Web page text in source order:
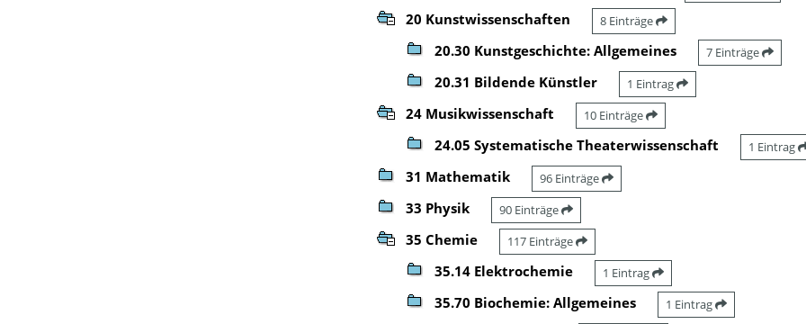
20 Kunstwissenschaften 8 Einträge
20.30 Kunstgeschichte: Allgemeines 7 Einträge
20.31 Bildende Künstler 1 Eintrag
24 Musikwissenschaft 10 Einträge
24.05 Systematische Theaterwissenschaft 1 Eintrag
31 Mathematik 96 Einträge
33 Physik 90 Einträge
35 Chemie 117 Einträge
35.14 Elektrochemie 1 Eintrag
35.70 Biochemie: Allgemeines 1 Eintrag